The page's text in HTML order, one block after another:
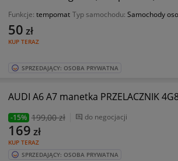
Funkcje: tempomat Typ samochodu: Samochody
KUP TERAZ
50 zł
SPRZEDAJĄCY: OSOBA PRYWATNA
AUDI A6 A7 manetka PRZELACZNIK
-15% 199,00 zł do negocjacji
KUP TERAZ
169 zł
SPRZEDAJĄCY: OSOBA PRYWATNA